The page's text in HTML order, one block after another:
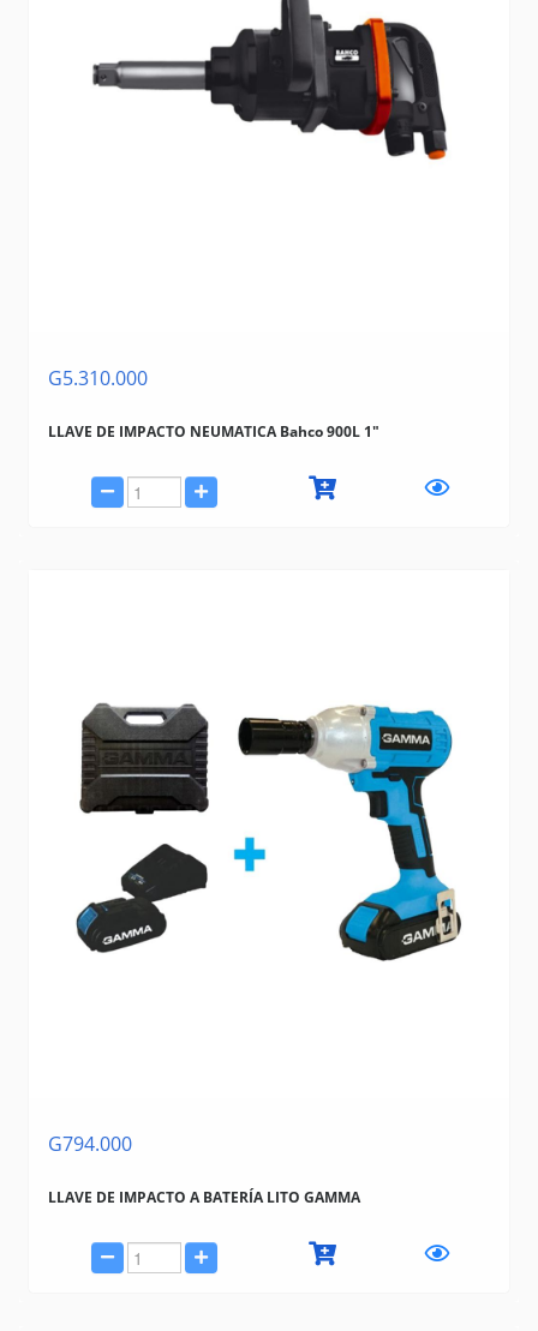
G5.310.000
LLAVE DE IMPACTO NEUMATICA Bahco 900L 1"
G794.000
LLAVE DE IMPACTO A BATERÍA LITO GAMMA